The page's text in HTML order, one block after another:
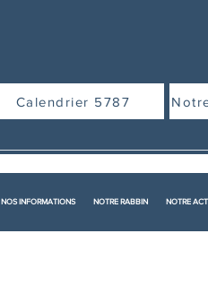
Calendrier 5787
NOS INFORMATIONS NOTRE RABBIN NOTRE